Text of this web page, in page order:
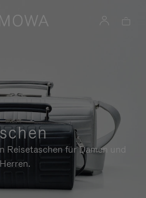
Reisetaschen für Damen und
Herren.